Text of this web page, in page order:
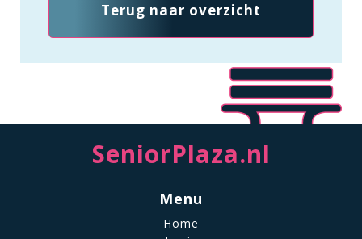
Terug naar overzicht
SeniorPlaza.nl
Menu
Home